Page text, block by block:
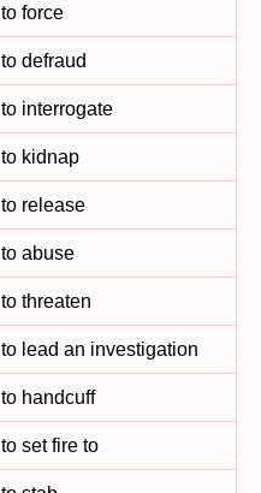
to force
to defraud
to interrogate
to kidnap
to release
to abuse
to threaten
to lead an investigation
to handcuff
to set fire to